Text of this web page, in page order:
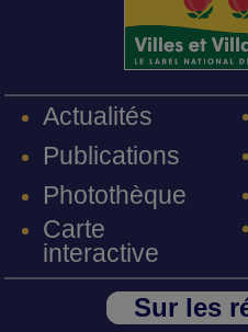
Actualités
Publications
Photothèque
Carte
interactive
Sur les